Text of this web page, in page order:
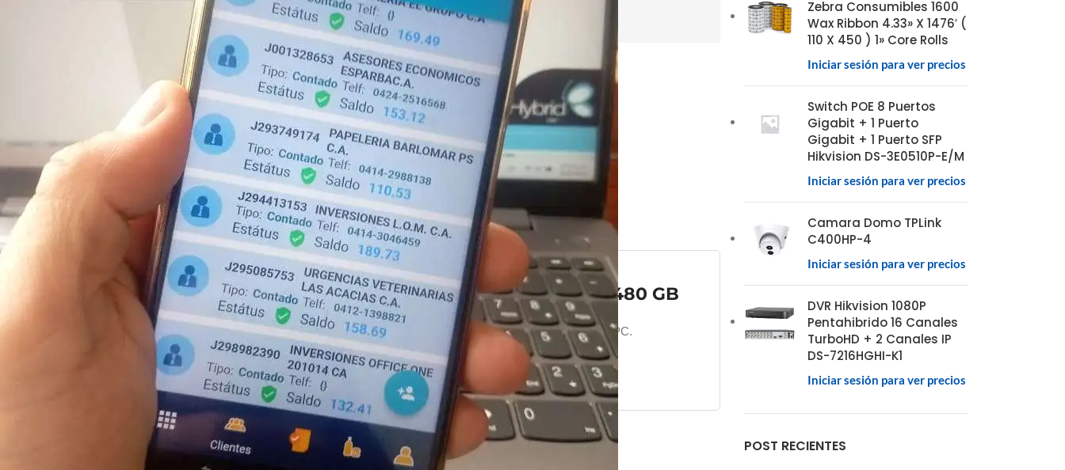
Soporte técnico especializado
Optimización SEO y semántica
Productos destacados
Disco Externo Seagate 5 TB
Almacenamiento portátil masivo y confiable.
Ver más
SSD Patriot Burst Elite 480 GB
Velocidad y rendimiento para tu PC.
Ver más
Preguntas frecuentes
Zebra Consumibles 1600
Wax Ribbon 4.33» X 1476′ (
110 X 450 ) 1» Core Rolls
Iniciar sesión para ver precios
Switch POE 8 Puertos
Gigabit + 1 Puerto
Gigabit + 1 Puerto SFP
Hikvision DS-3E0510P-E/M
Iniciar sesión para ver precios
Camara Domo TPLink
C400HP-4
Iniciar sesión para ver precios
DVR Hikvision 1080P
Pentahibrido 16 Canales
TurboHD + 2 Canales IP
DS-7216HGHI-K1
Iniciar sesión para ver precios
POST RECIENTES